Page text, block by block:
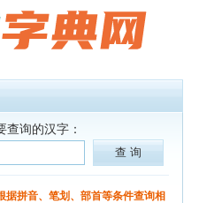
查询的汉字：
拼音、笔划、部首等条件查询相